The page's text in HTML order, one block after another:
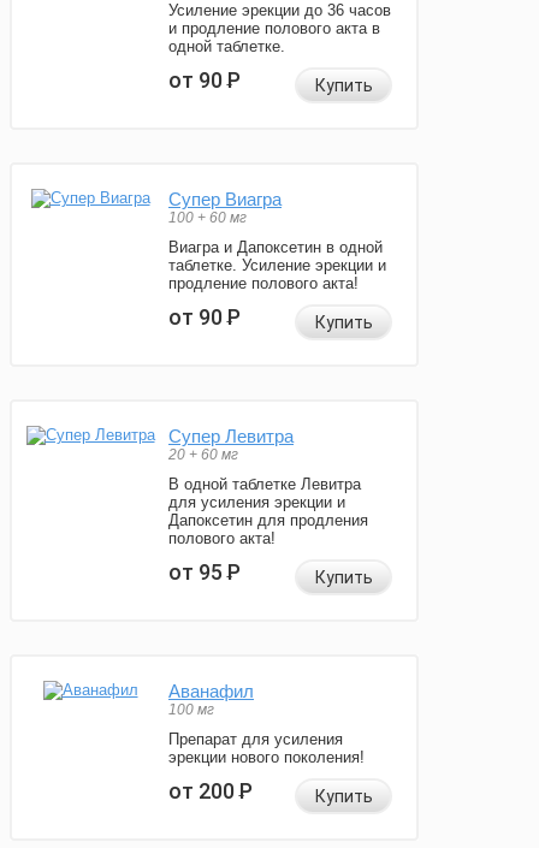
Усиление эрекции до 36 часов
и продление полового акта в
одной таблетке.
от 90Р Купить
Супер Виагра
100 + 60 мг
Виагра и Дапоксетин в одной
таблетке. Усиление эрекции и
продление полового акта!
от 90Р Купить
Супер Левитра
20 + 60 мг
В одной таблетке Левитра
для усиления эрекции и
Дапоксетин для продления
полового акта!
от 95Р Купить
Аванафил
100 мг
Препарат для усиления
эрекции нового поколения!
от 200Р Купить